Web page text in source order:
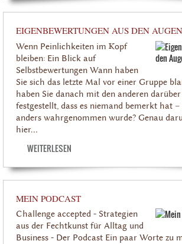
EIGENBEWERTUNGEN AUS DEN
Wenn Peinlichkeiten im Kopf
bleiben: Ein Blick auf
Selbstbewertungen Wann haben
Sie sich das letzte Mal vor einer Gruppe
haben Sie danach mit den anderen
festgestellt, dass es niemand bemerkt hat –
anders wahrgenommen wurde? Genau
hier...
WEITERLESEN
MEIN PODCAST
Challenge accepted - Strategien
aus der Fechtkunst für Alltag und
Business - Der Podcast Ein paar Worte zu